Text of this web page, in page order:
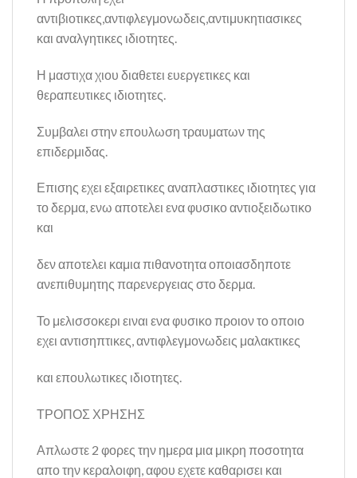
αντιβιοτικες,αντιφλεγμονωδεις,αντιμυκητιασικες
και αναλγητικες ιδιοτητες.
Η μαστιχα χιου διαθετει ευεργετικες και
θεραπευτικες ιδιοτητες.
Συμβαλει στην επουλωση τραυματων της
επιδερμιδας.
Επισης εχει εξαιρετικες αναπλαστικες ιδιοτητες για
το δερμα, ενω αποτελει ενα φυσικο αντιοξειδωτικο
και
δεν αποτελει καμια πιθανοτητα οποιασδηποτε
ανεπιθυμητης παρενεργειας στο δερμα.
Το μελισσοκερι ειναι ενα φυσικο προιον το οποιο
εχει αντισηπτικες, αντιφλεγμονωδεις μαλακτικες
και επουλωτικες ιδιοτητες.
ΤΡΟΠΟΣ ΧΡΗΣΗΣ
Απλωστε 2 φορες την ημερα μια μικρη ποσοτητα
απο την κεραλοιφη, αφου εχετε καθαρισει και